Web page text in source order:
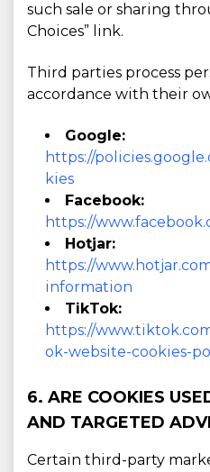
such sale or sharing
Choices” link.
Third parties process
accordance with their
Google:
https://
kies
Facebook:
https://
Hotjar:
https://
information
TikTok:
https://
ok-website-cookies-
6. ARE COOKIES
AND TARGETED
Certain third-party